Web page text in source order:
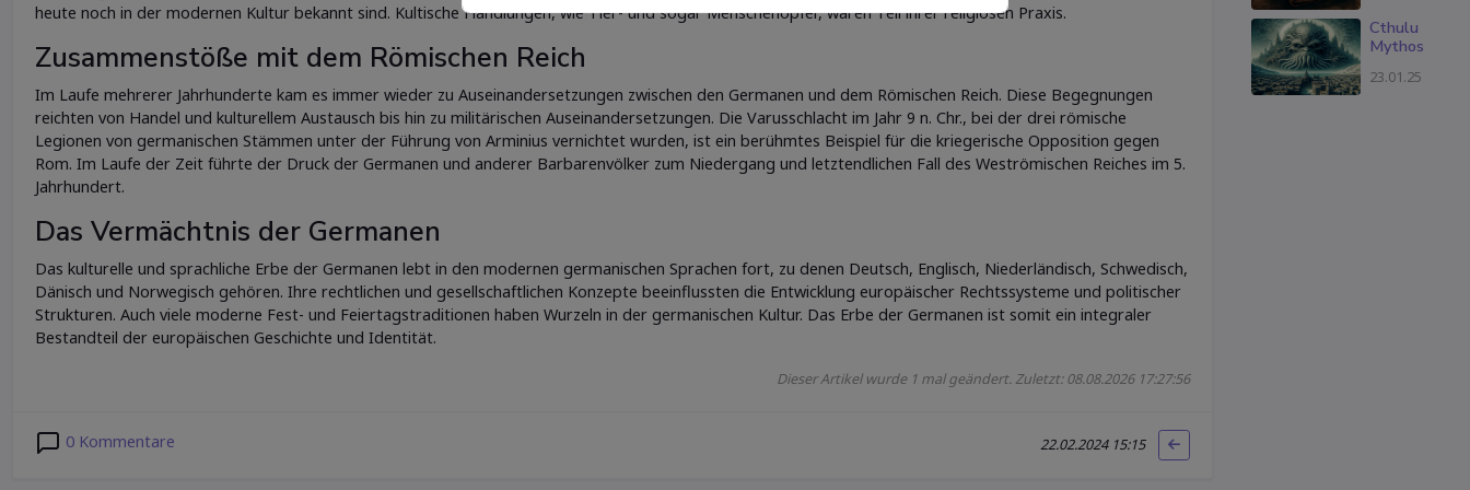
heute noch in der modernen Kultur bekannt sind. Kultische Handlungen, wie Tier- und sogar Menschenopfer, waren Teil ihrer religiösen Praxis.
Zusammenstöße mit dem Römischen Reich
Im Laufe mehrerer Jahrhunderte kam es immer wieder zu Auseinandersetzungen zwischen den Germanen und dem Römischen Reich. Diese Begegnungen
reichten von Handel und kulturellem Austausch bis hin zu militärischen Auseinandersetzungen. Die Varusschlacht im Jahr 9 n. Chr., bei der drei römische
Legionen von germanischen Stämmen unter der Führung von Arminius vernichtet wurden, ist ein berühmtes Beispiel für die kriegerische Opposition gegen
Rom. Im Laufe der Zeit führte der Druck der Germanen und anderer Barbarenvölker zum Niedergang und letztendlichen Fall des Weströmischen Reiches im 5.
Jahrhundert.
Das Vermächtnis der Germanen
Das kulturelle und sprachliche Erbe der Germanen lebt in den modernen germanischen Sprachen fort, zu denen Deutsch, Englisch, Niederländisch, Schwedisch,
Dänisch und Norwegisch gehören. Ihre rechtlichen und gesellschaftlichen Konzepte beeinflussten die Entwicklung europäischer Rechtssysteme und politischer
Strukturen. Auch viele moderne Fest- und Feiertagstraditionen haben Wurzeln in der germanischen Kultur. Das Erbe der Germanen ist somit ein integraler
Bestandteil der europäischen Geschichte und Identität.
Dieser Artikel wurde 1 mal geändert. Zuletzt: 08.08.2026 17:27:56
0 Kommentare 22.02.2024 15:15
Cthulu
Mythos
23.01.25